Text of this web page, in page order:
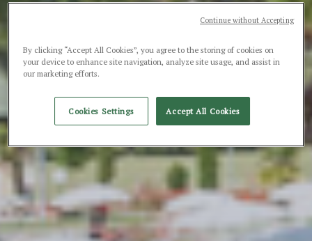
By clicking “Accept All Cookies”, you agree to the storing of cookies on
your device to enhance site navigation, analyze site usage, and assist in
our marketing efforts.
Cookies Settings Accept All Cookies
Continue without Accepting